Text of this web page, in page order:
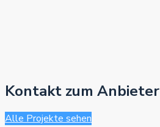
Kontakt zum Anbieter
Alle Projekte sehen